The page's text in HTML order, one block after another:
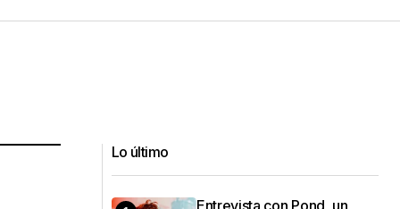
Lo último
Entrevista con Pond, un